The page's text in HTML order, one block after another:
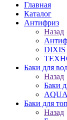
Главная
Каталог
Антифриз
Назад
DIXIS
Баки для
Назад
Баки
Баки для
Назад